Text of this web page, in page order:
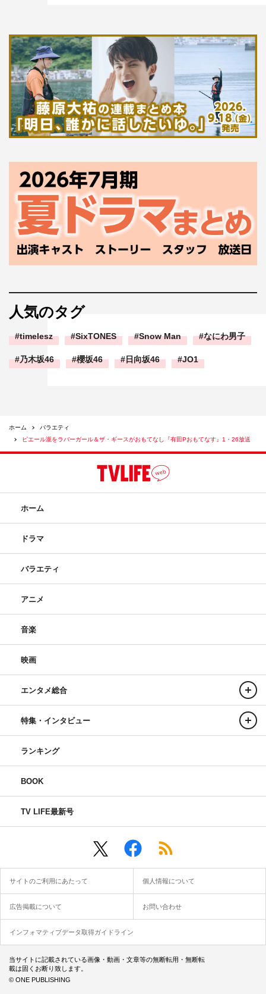
人気のタグ
timelesz SixTONES Snow Man なにわ男子
乃木坂46 櫻坂46 日向坂46 JO1
ホーム
バラエティ
ピエール瀧をラバーガール＆ザ・ギースがおもてなし『有田Pおもてなす』1・26放送
ホーム
ドラマ
バラエティ
アニメ
音楽
映画
エンタメ総合
特集・インタビュー
ランキング
BOOK
TV LIFE最新号
サイトのご利用にあたって 個人情報について
広告掲載について お問い合わせ
インフォマティブデータ取得ガイドライン
当サイトに記載されている画像・動画・文章等の無断転用・無断転
載は固くお断り致します。
© ONE PUBLISHING